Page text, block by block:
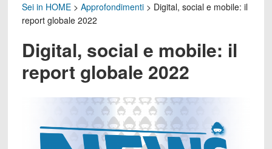
Sei in HOME> Approfondimenti> Digital, social e mobile: il
report globale 2022
Digital, social e mobile: il
report globale 2022